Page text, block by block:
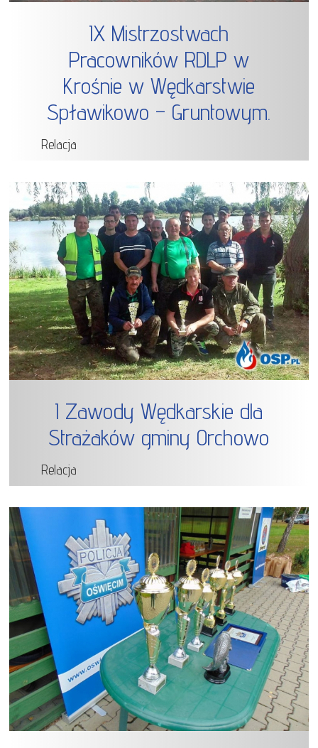
IX Mistrzostwach
Pracowników RDLP w
Krośnie w Wędkarstwie
Spławikowo – Gruntowym.
Relacja
I Zawody Wędkarskie dla
Strażaków gminy Orchowo
Relacja